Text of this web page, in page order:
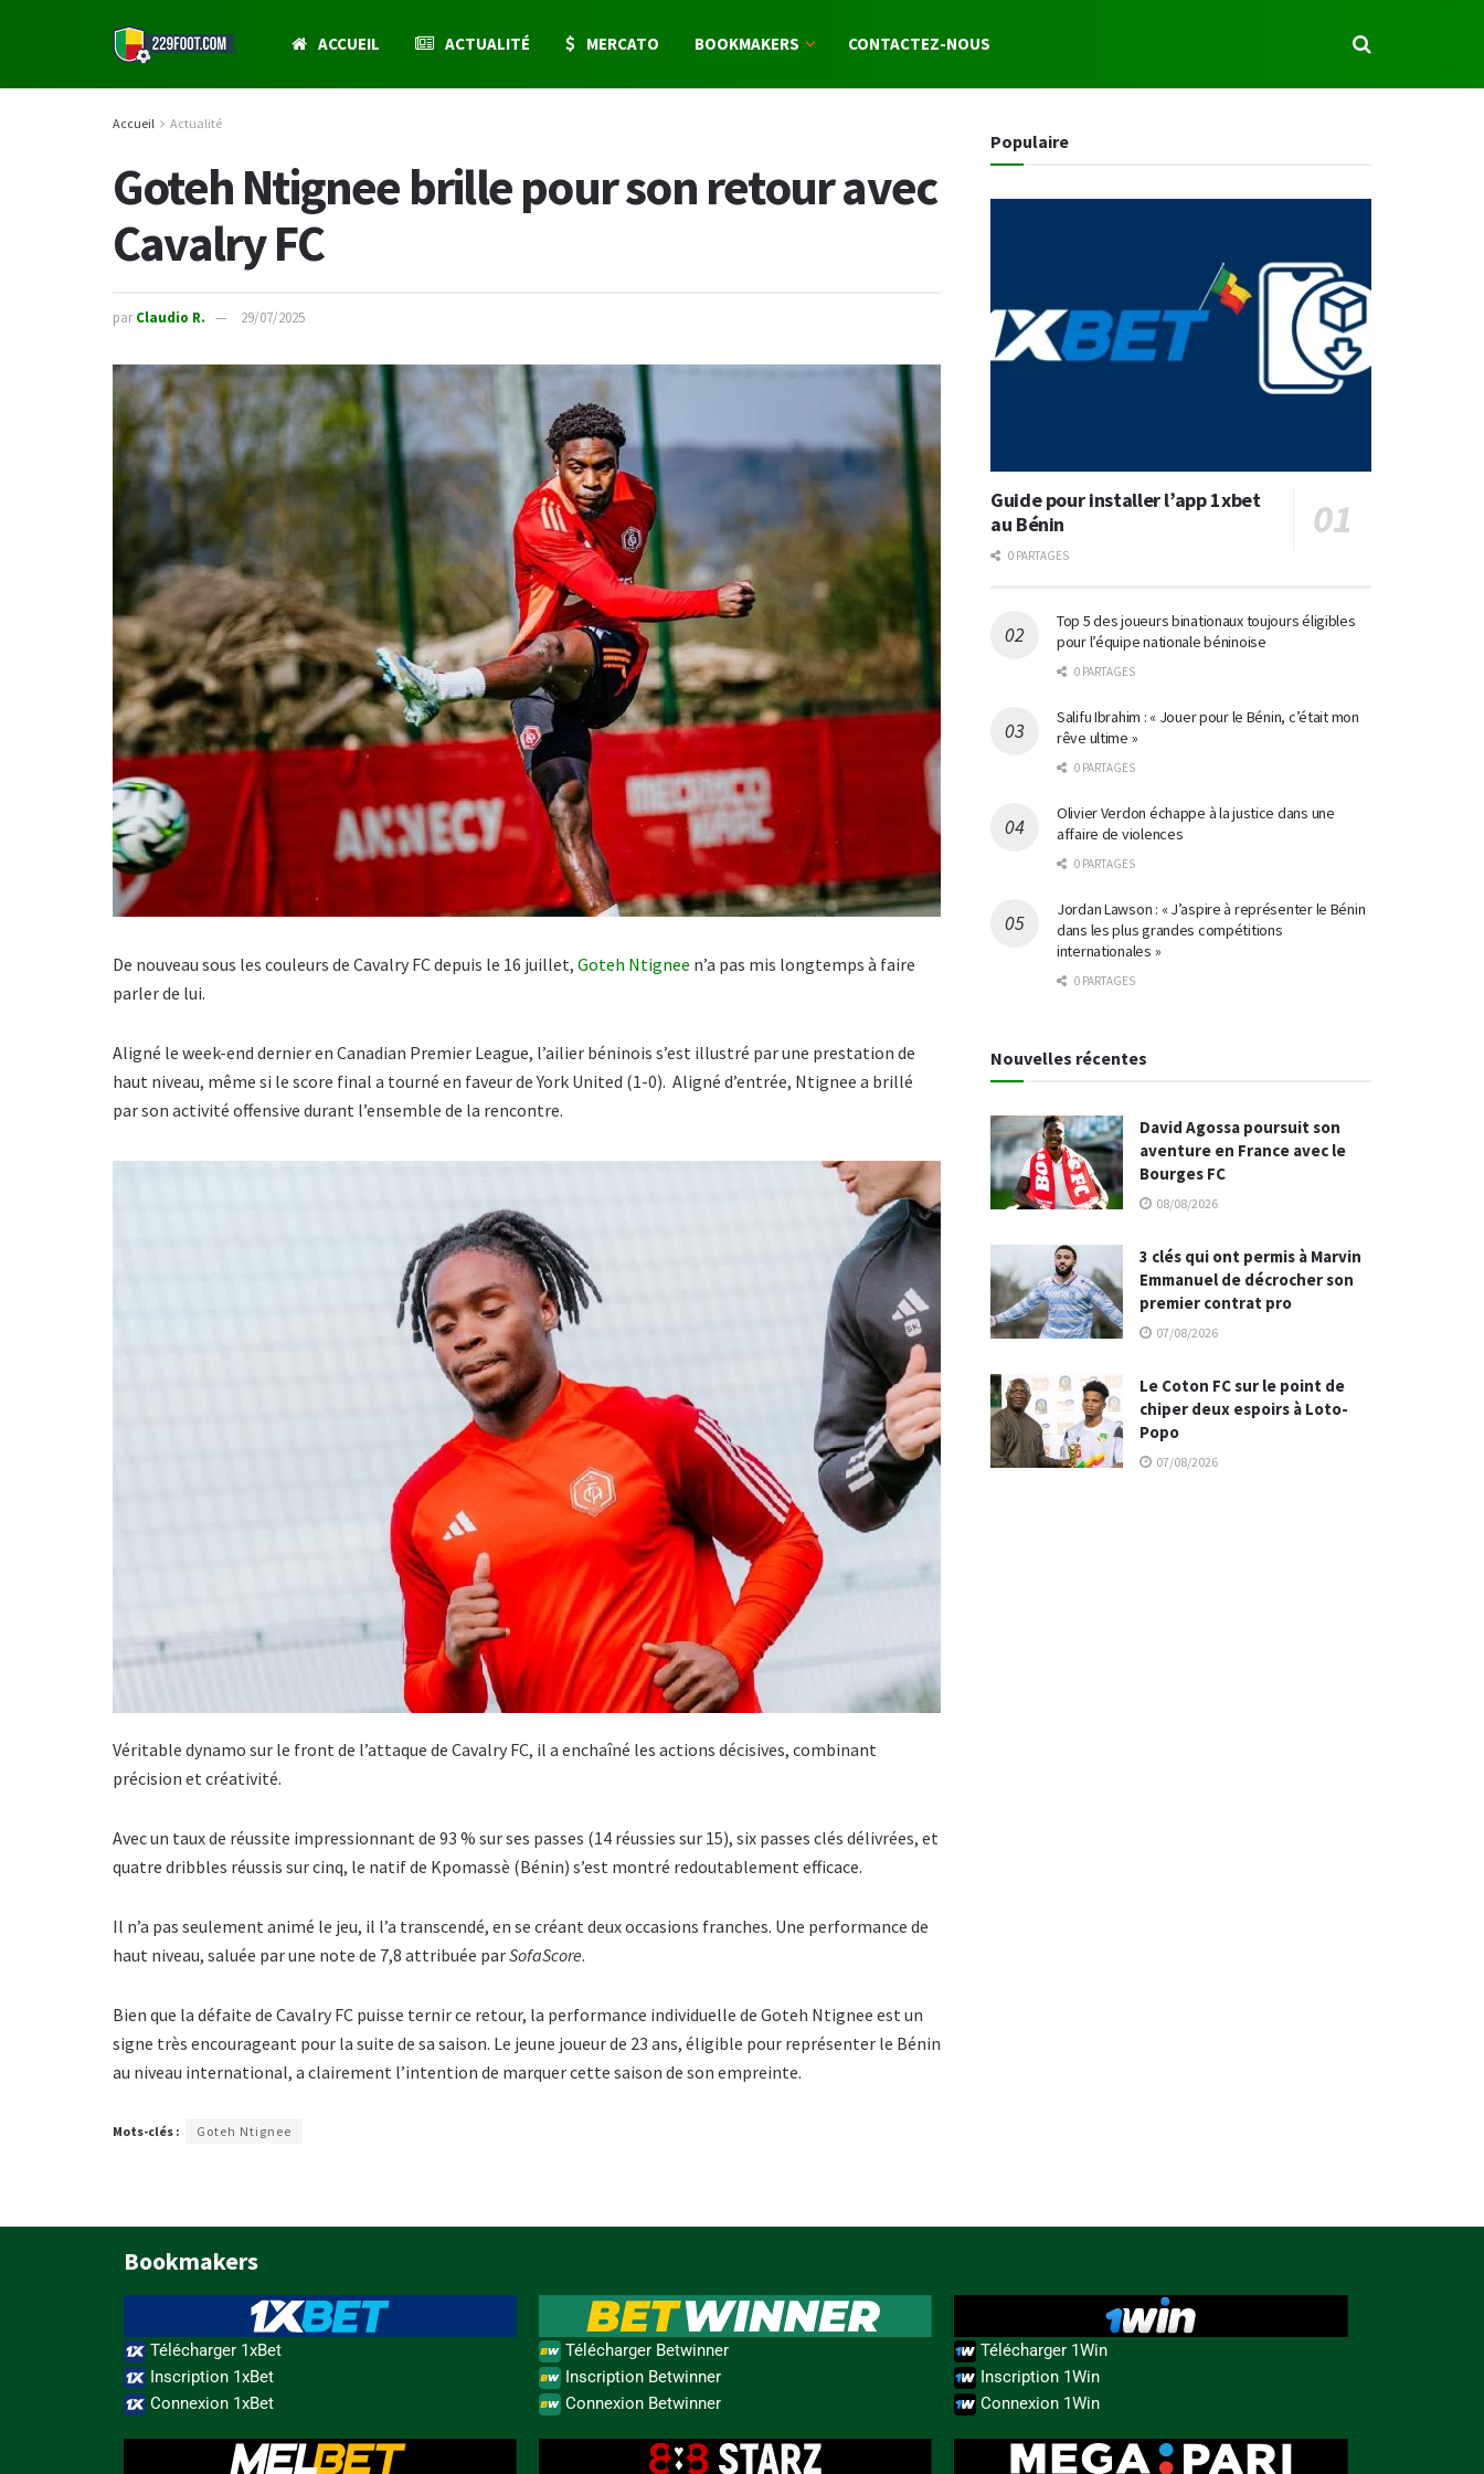
ACCUEIL ACTUALITÉ MERCATO BOOKMAKERS CONTACTEZ-NOUS
Accueil Actualité
Goteh Ntignee brille pour son retour avec
Cavalry FC
par Claudio R. 29/07/2025
De nouveau sous les couleurs de Cavalry FC depuis le 16 juillet, Goteh Ntignee n’a pas mis longtemps à faire
parler de lui.
Aligné le week-end dernier en Canadian Premier League, l’ailier béninois s’est illustré par une prestation de
haut niveau, même si le score final a tourné en faveur de York United (1-0). Aligné d’entrée, Ntignee a brillé
par son activité offensive durant l’ensemble de la rencontre.
Véritable dynamo sur le front de l’attaque de Cavalry FC, il a enchaîné les actions décisives, combinant
précision et créativité.
Avec un taux de réussite impressionnant de 93 % sur ses passes (14 réussies sur 15), six passes clés délivrées, et
quatre dribbles réussis sur cinq, le natif de Kpomassè (Bénin) s’est montré redoutablement efficace.
Il n’a pas seulement animé le jeu, il l’a transcendé, en se créant deux occasions franches. Une performance de
haut niveau, saluée par une note de 7,8 attribuée parSofaScore.
Bien que la défaite de Cavalry FC puisse ternir ce retour, la performance individuelle de Goteh Ntignee est un
signe très encourageant pour la suite de sa saison. Le jeune joueur de 23 ans, éligible pour représenter le Bénin
au niveau international, a clairement l’intention de marquer cette saison de son empreinte.
Mots-clés : Goteh Ntignee
Populaire
Guide pour installer l’app 1xbet
au Bénin
0 PARTAGES
Top 5 des joueurs binationaux toujours éligibles
pour l’équipe nationale béninoise
0 PARTAGES
Salifu Ibrahim : « Jouer pour le Bénin, c’était mon
rêve ultime »
0 PARTAGES
Olivier Verdon échappe à la justice dans une
affaire de violences
0 PARTAGES
Jordan Lawson : « J’aspire à représenter le Bénin
dans les plus grandes compétitions
internationales »
0 PARTAGES
Nouvelles récentes
David Agossa poursuit son
aventure en France avec le
Bourges FC
08/08/2026
3 clés qui ont permis à Marvin
Emmanuel de décrocher son
premier contrat pro
07/08/2026
Le Coton FC sur le point de
chiper deux espoirs à Loto-
Popo
07/08/2026
Bookmakers
Télécharger 1xBet
Inscription 1xBet
Connexion 1xBet
Télécharger Betwinner
Inscription Betwinner
Connexion Betwinner
Télécharger 1Win
Inscription 1Win
Connexion 1Win